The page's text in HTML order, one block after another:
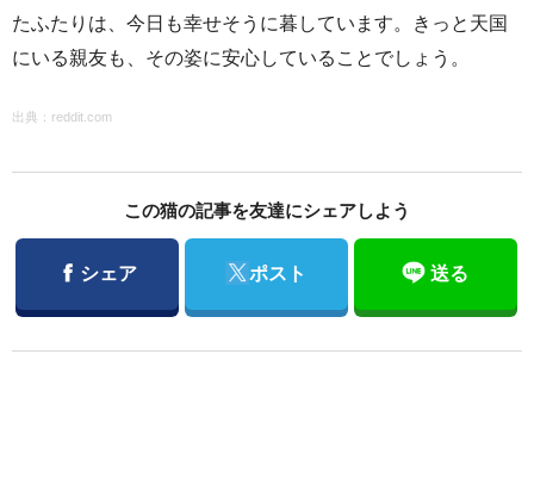
たふたりは、今日も幸せそうに暮しています。きっと天国
にいる親友も、その姿に安心していることでしょう。
出典： reddit.com
この猫の記事を友達にシェアしよう
Facebook
シェア Twitter
ポスト 送る